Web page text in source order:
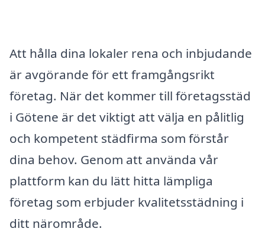
Att hålla dina lokaler rena och inbjudande
är avgörande för ett framgångsrikt
företag. När det kommer till företagsstäd
i Götene är det viktigt att välja en pålitlig
och kompetent städfirma som förstår
dina behov. Genom att använda vår
plattform kan du lätt hitta lämpliga
företag som erbjuder kvalitetsstädning i
ditt närområde.